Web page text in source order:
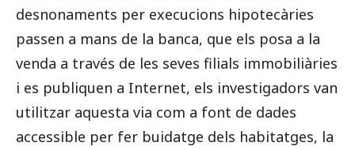
desnonaments per execucions hipotecàries
passen a mans de la banca, que els posa a la
venda a través de les seves filials immobiliàries
i es publiquen a Internet, els investigadors van
utilitzar aquesta via com a font de dades
accessible per fer buidatge dels habitatges, la